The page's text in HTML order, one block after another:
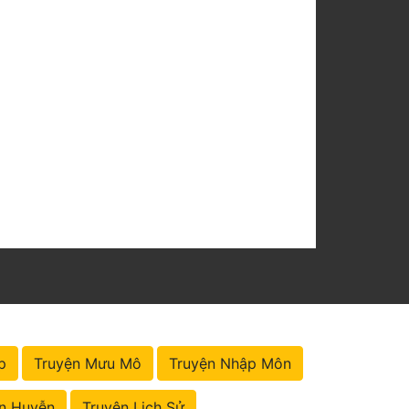
Truyện Mưu Mô Truyện Nhập Môn